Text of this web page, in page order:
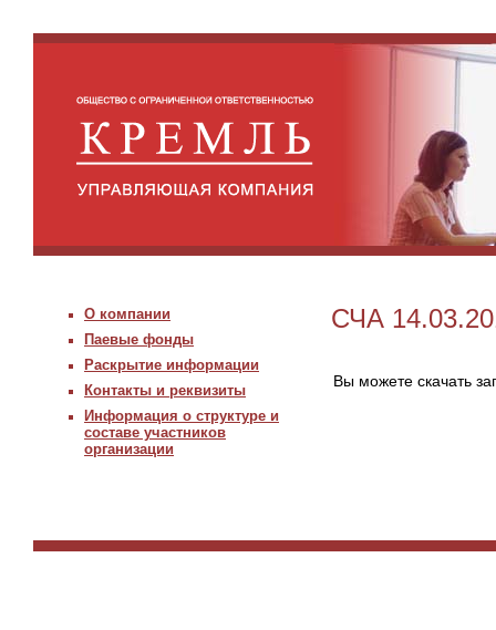
О компании
Паевые фонды
Раскрытие информации
Контакты и реквизиты
Информация о структуре и
составе участников
организации
СЧА
Вы можете скачать